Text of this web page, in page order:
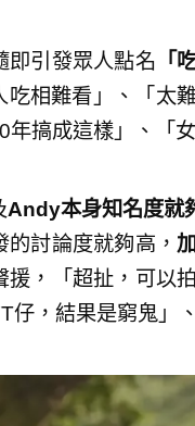
即引發眾人點名 「
吃相難看」、「太
年搞成這樣」、「
Andy本身知名度就
討論度就夠高，
援，「超扯，可以
仔，結果是窮鬼」